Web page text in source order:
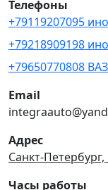
Телефоны
+79119207095
+79218909198
+79650770808 ВАЗ
Email
Адрес
Санкт-
Часы работы